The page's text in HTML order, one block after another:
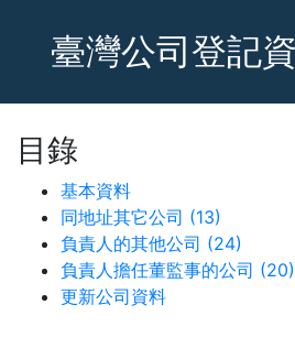
臺灣公司登記
目錄
基本資料
同地址其它公司 (13)
負責人的其他公司 (24)
負責人擔任董監事的公司 (20)
更新公司資料